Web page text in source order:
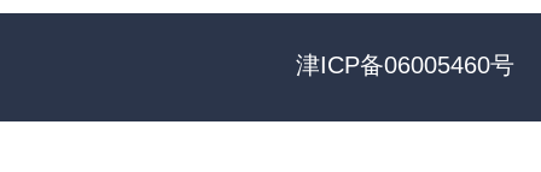
津ICP备06005460号